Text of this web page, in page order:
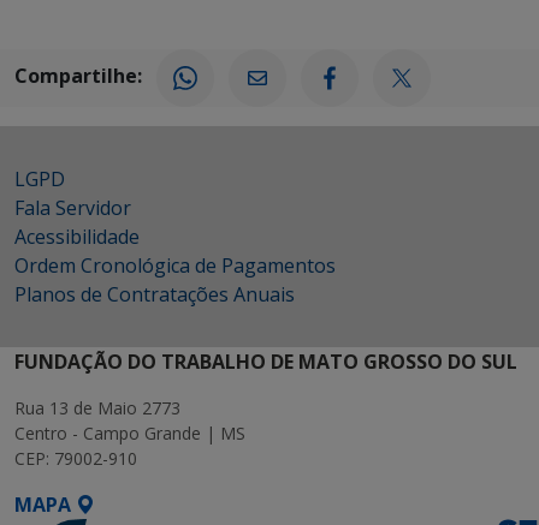
Compartilhe:
LGPD
Fala Servidor
Acessibilidade
Ordem Cronológica de Pagamentos
Planos de Contratações Anuais
FUNDAÇÃO DO TRABALHO DE MATO GROSSO DO SUL
Rua 13 de Maio 2773
Centro - Campo Grande | MS
CEP: 79002-910
MAPA